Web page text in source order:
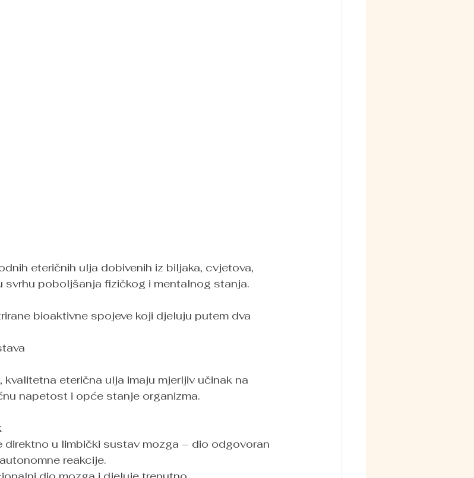
eteričnih ulja dobivenih iz biljaka, cvjetova,
svrhu poboljšanja fizičkog i mentalnog stanja.
bioaktivne spojeve koji djeluju putem dva
eterična ulja imaju mjerljiv učinak na
napetost i opće stanje organizma.
direktno u limbički sustav mozga – dio odgovoran
reakcije.